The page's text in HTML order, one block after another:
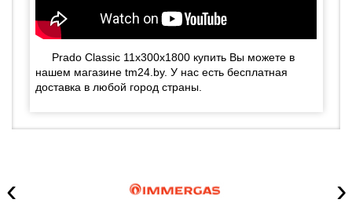
Prado Classic 11х300х1800 купить Вы можете в
нашем магазине tm24.by. У нас есть бесплатная
доставка в любой город страны.
‹ ›